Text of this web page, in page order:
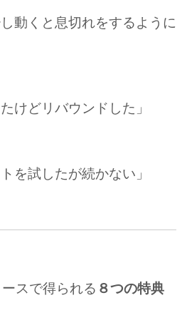
動くと息切れをするように
けどリバウンドした」
を試したが続かない」
スで得られる ８つの特典